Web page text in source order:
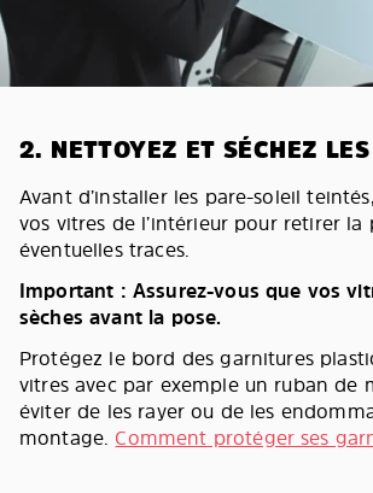
2. NETTOYEZ ET SÉCHEZ
Avant d’installer les pare-soleil
vos vitres de l’intérieur pour retirer la
éventuelles traces.
Important : Assurez-vous que vos
sèches avant la pose.
Protégez le bord des garnitures
vitres avec par exemple un ruban de
éviter de les rayer ou de les
montage. Comment protéger ses